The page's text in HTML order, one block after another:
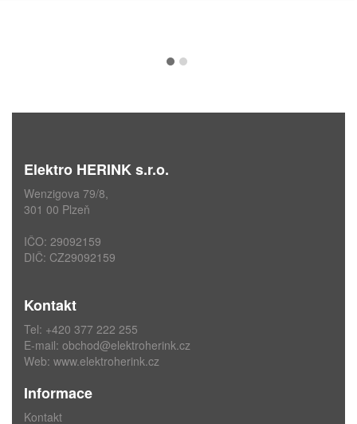
Elektro HERINK s.r.o.
Wenzigova 79/8,
301 00 Plzeň
IČO: 29092159
DIČ: CZ29092159
Kontakt
Tel: +420 377 222 255
E-mail: obchod@elektroherink.cz
Web: www.elektroherink.cz
Informace
Kontakt